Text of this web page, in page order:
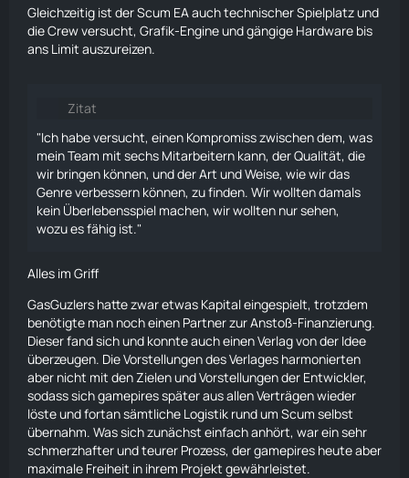
Gleichzeitig ist der Scum EA auch technischer Spielplatz und
die Crew versucht, Grafik-Engine und gängige Hardware bis
ans Limit auszureizen.
Zitat
"Ich habe versucht, einen Kompromiss zwischen dem, was
mein Team mit sechs Mitarbeitern kann, der Qualität, die
wir bringen können, und der Art und Weise, wie wir das
Genre verbessern können, zu finden. Wir wollten damals
kein Überlebensspiel machen, wir wollten nur sehen,
wozu es fähig ist."
Alles im Griff
GasGuzlers hatte zwar etwas Kapital eingespielt, trotzdem
benötigte man noch einen Partner zur Anstoß-Finanzierung.
Dieser fand sich und konnte auch einen Verlag von der Idee
überzeugen. Die Vorstellungen des Verlages harmonierten
aber nicht mit den Zielen und Vorstellungen der Entwickler,
sodass sich gamepires später aus allen Verträgen wieder
löste und fortan sämtliche Logistik rund um Scum selbst
übernahm. Was sich zunächst einfach anhört, war ein sehr
schmerzhafter und teurer Prozess, der gamepires heute aber
maximale Freiheit in ihrem Projekt gewährleistet.